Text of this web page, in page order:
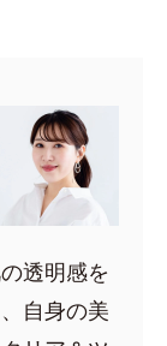
透明感を
自身の美